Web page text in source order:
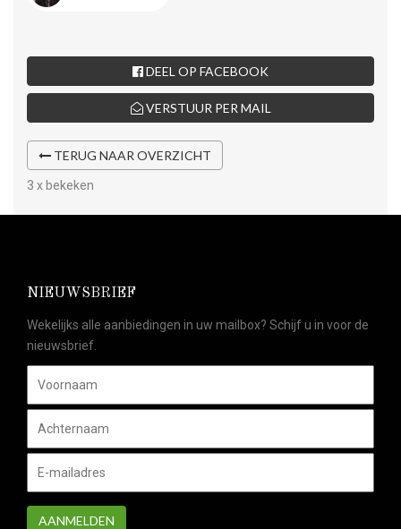
DEEL OP FACEBOOK
VERSTUUR PER MAIL
TERUG NAAR OVERZICHT
3 x bekeken
NIEUWSBRIEF
Wekelijks alle aanbiedingen in uw mailbox? Schijf u in voor de
nieuwsbrief.
AANMELDEN